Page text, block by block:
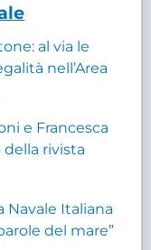
al via le
nell’Area
e Francesca
rivista
Navale Italiana
del mare”